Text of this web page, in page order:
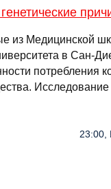
из Медицинской
в Сан-
потребления
23:00,